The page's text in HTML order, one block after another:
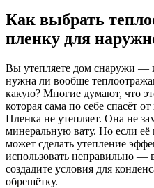
Как выбрать
пленку для
Вы утепляете дом снаружи —
нужна ли вообще
какую? Многие думают, что
которая сама по себе спасёт
Пленка не утепляет. Она не
минеральную вату. Но если её
может сделать утепление
использовать неправильно —
создадите условия для
обрешётку.